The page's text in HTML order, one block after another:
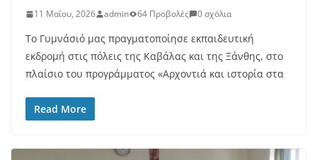
11 Μαΐου, 2026 admin 64 Προβολές 0 σχόλια
Το Γυμνάσιό μας πραγματοποίησε εκπαιδευτική
εκδρομή στις πόλεις της Καβάλας και της Ξάνθης, στο
πλαίσιο του προγράμματος «Αρχοντιά και ιστορία στα
Read More